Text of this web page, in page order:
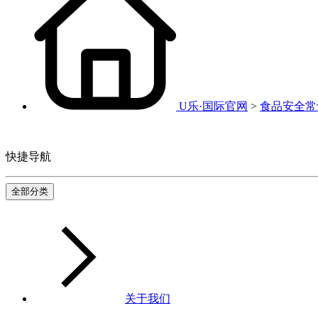
U乐·国际官网 > 食品安全
快捷导航
全部分类
关于我们